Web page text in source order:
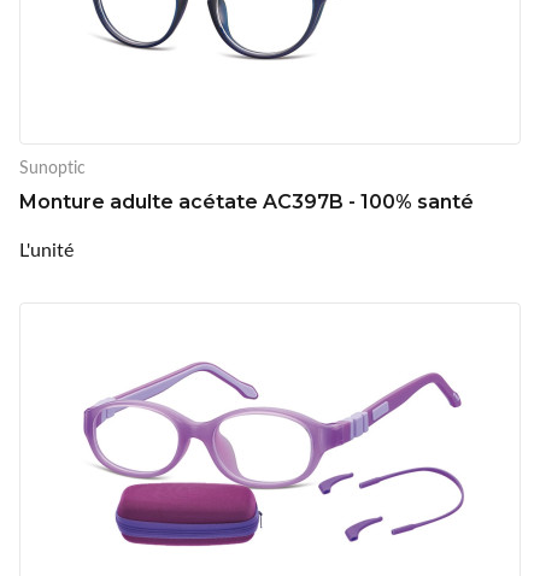
Sunoptic
Monture adulte acétate AC397B - 100% santé
L'unité